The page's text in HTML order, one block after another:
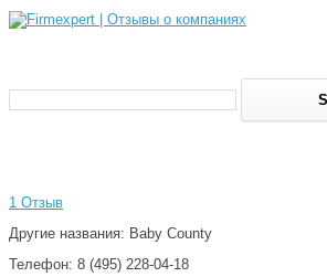
1 Отзыв
Другие названия: Baby County
Телефон: 8 (495) 228-04-18